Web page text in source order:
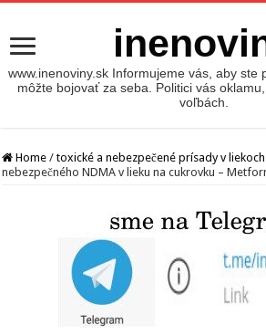
www.inenoviny.sk Informujeme vás, aby ste
môžte bojovať za seba. Politici vás
voľbách.
Home / toxické a nebezpečené prísady v
nebezpečného NDMA v lieku na cukrovku –